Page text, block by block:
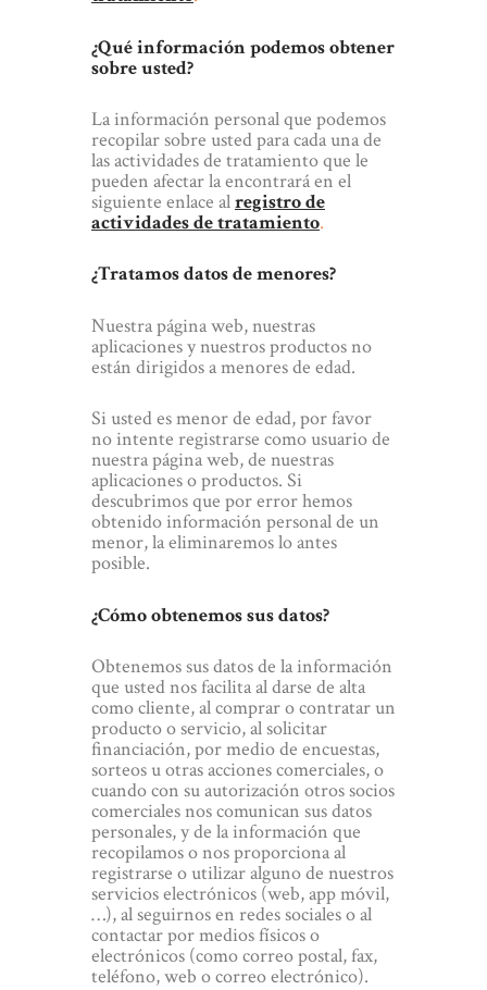
¿Qué información podemos obtener
sobre usted?
La información personal que podemos
recopilar sobre usted para cada una de
las actividades de tratamiento que le
pueden afectar la encontrará en el
siguiente enlace alregistro de
actividades de tratamiento.
¿Tratamos datos de menores?
Nuestra página web, nuestras
aplicaciones y nuestros productos no
están dirigidos a menores de edad.
Si usted es menor de edad, por favor
no intente registrarse como usuario de
nuestra página web, de nuestras
aplicaciones o productos. Si
descubrimos que por error hemos
obtenido información personal de un
menor, la eliminaremos lo antes
posible.
¿Cómo obtenemos sus datos?
Obtenemos sus datos de la información
que usted nos facilita al darse de alta
como cliente, al comprar o contratar un
producto o servicio, al solicitar
financiación, por medio de encuestas,
sorteos u otras acciones comerciales, o
cuando con su autorización otros socios
comerciales nos comunican sus datos
personales, y de la información que
recopilamos o nos proporciona al
registrarse o utilizar alguno de nuestros
servicios electrónicos (web, app móvil,
…), al seguirnos en redes sociales o al
contactar por medios físicos o
electrónicos (como correo postal, fax,
teléfono, web o correo electrónico).